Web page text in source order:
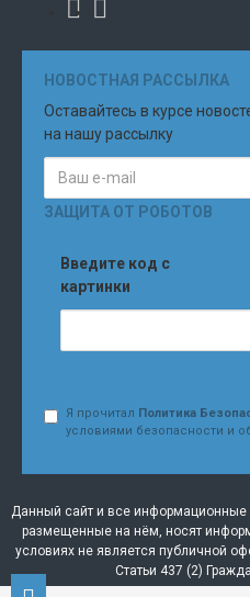
НОВОСТНАЯ РАССЫЛКА
Оставайтесь в курсе
на нашу рассылку
ЗАЩИТА ОТ РОБОТОВ
Введите код с
картинки
Я прочитал Политика
условиями безопасности и
Данный сайт и все информационные
размещенные на нём, носят
условиях не является публичной
Статьи 437 (2)